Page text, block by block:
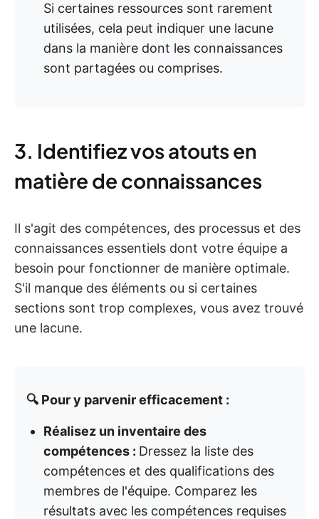
Si certaines ressources sont rarement
utilisées, cela peut indiquer une lacune
dans la manière dont les connaissances
sont partagées ou comprises.
3. Identifiez vos atouts en
matière de connaissances
Il s'agit des compétences, des processus et des
connaissances essentiels dont votre équipe a
besoin pour fonctionner de manière optimale.
S'il manque des éléments ou si certaines
sections sont trop complexes, vous avez trouvé
une lacune.
🔍 Pour y parvenir efficacement :
Réalisez un inventaire des
compétences : Dressez la liste des
compétences et des qualifications des
membres de l'équipe. Comparez les
résultats avec les compétences requises